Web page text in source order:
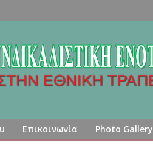
Επικοινωνία Photo Gallery